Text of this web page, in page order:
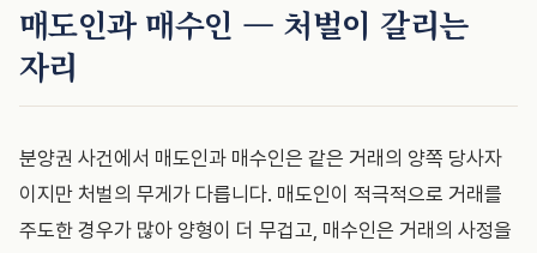
매도인과 매수인 — 처벌이 갈리는
자리
분양권 사건에서 매도인과 매수인은 같은 거래의 양쪽 당사자
이지만 처벌의 무게가 다릅니다. 매도인이 적극적으로 거래를
주도한 경우가 많아 양형이 더 무겁고, 매수인은 거래의 사정을